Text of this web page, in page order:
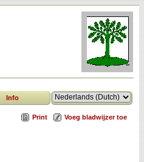
Info
Print Voeg bladwijzer toe